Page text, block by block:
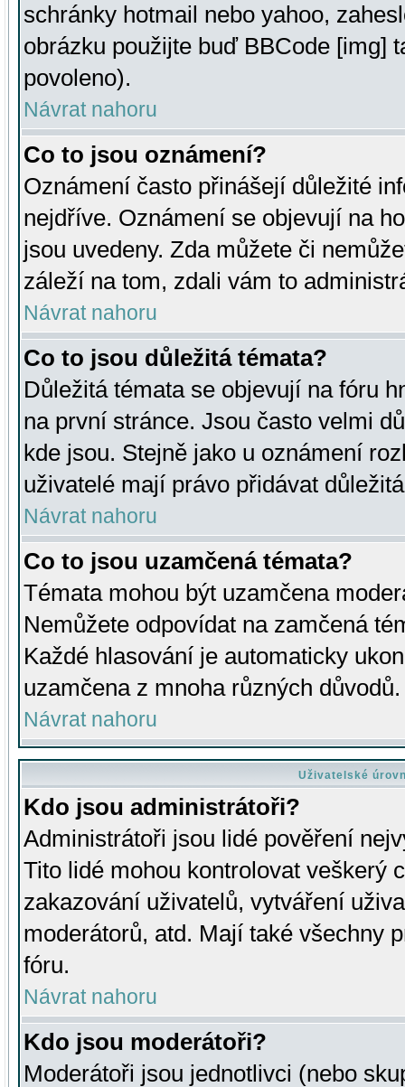
schránky hotmail nebo yahoo,
obrázku použijte buď BBCode [img]
povoleno).
Návrat nahoru
Co to jsou oznámení?
Oznámení často přinášejí důležité
nejdříve. Oznámení se objevují na
jsou uvedeny. Zda můžete či
záleží na tom, zdali vám to
Návrat nahoru
Co to jsou důležitá témata?
Důležitá témata se objevují na fóru
na první stránce. Jsou často velmi
kde jsou. Stejně jako u oznámení
uživatelé mají právo přidávat
Návrat nahoru
Co to jsou uzamčená témata?
Témata mohou být uzamčena
Nemůžete odpovídat na zamčená
Každé hlasování je automaticky
uzamčena z mnoha různých důvodů.
Návrat nahoru
Uživatelské
Kdo jsou administrátoři?
Administrátoři jsou lidé pověření
Tito lidé mohou kontrolovat veškerý
zakazování uživatelů, vytváření
moderátorů, atd. Mají také všechny
fóru.
Návrat nahoru
Kdo jsou moderátoři?
Moderátoři jsou jednotlivci (nebo